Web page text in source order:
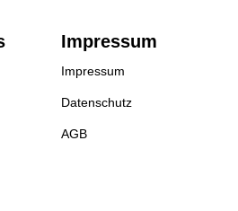
Impressum
Impressum
Datenschutz
AGB